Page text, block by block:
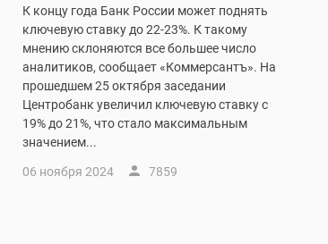
К концу года Банк России может поднять
ключевую ставку до 22-23%. К такому
мнению склоняются все большее число
аналитиков, сообщает «Коммерсантъ». На
прошедшем 25 октября заседании
Центробанк увеличил ключевую ставку с
19% до 21%, что стало максимальным
значением...
06 ноября 2024 7859